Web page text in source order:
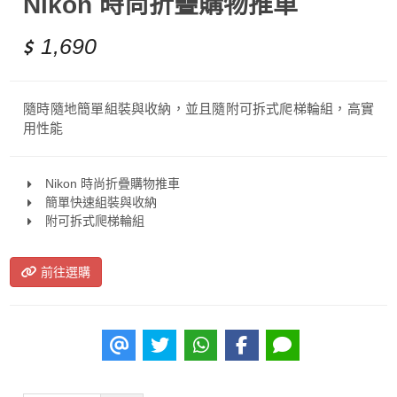
1,690
隨時隨地簡單組裝與收納，並且隨附可拆式爬梯輪組，高實
用性能
Nikon 時尚折疊購物推車
簡單快速組裝與收納
附可拆式爬梯輪組
前往選購